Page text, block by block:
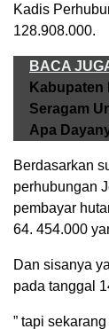
Kadis
128.908.000.
BACA
Kabupaten
Seragam
Apa
Berdasarkan
perhubungan
pembayar
64. 454.000
Dan sisanya
pada tanggal
” tapi